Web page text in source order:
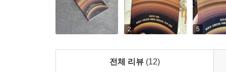
2 5
전체 리뷰 (12)